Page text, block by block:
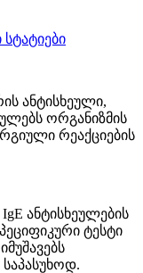
ანტისხეული,
ორგანიზმის
რეაქციების
ანტისხეულების
ტესტი